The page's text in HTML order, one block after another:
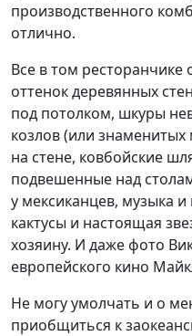
производственного
отлично.
Все в том
оттенок деревянных
под потолком, шкуры
козлов(или знаменитых
на стене, ковбойские
подвешенные над
у мексиканцев, музыка
кактусы и настоящая
хозяину. И даже фото
европейского кино
Не могу умолчать и о
приобщиться к